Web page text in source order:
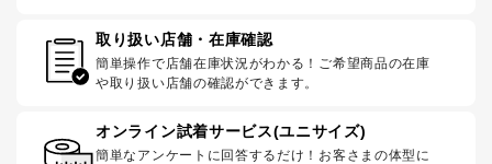
取り扱い店舗・在庫確認
簡単操作で店舗在庫状況がわかる！ご希望商品の在庫
や取り扱い店舗の確認ができます。
オンライン試着サービス(ユニサイズ)
簡単なアンケートに回答するだけ！お客さまの体型に